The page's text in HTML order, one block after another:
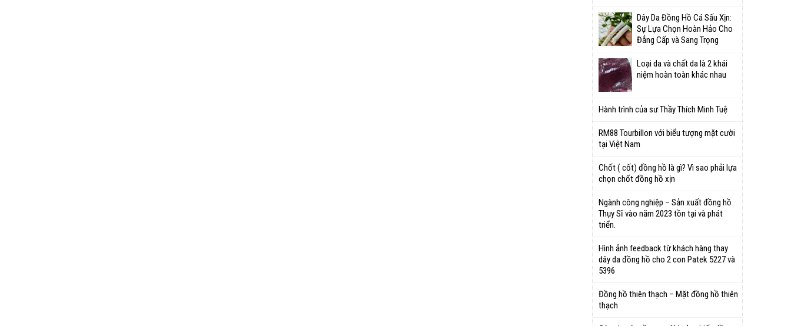
Dây Da Đồng Hồ Cá Sấu Xịn:
Sự Lựa Chọn Hoàn Hảo Cho
Đẳng Cấp và Sang Trọng
Loại da và chất da là 2 khái
niệm hoàn toàn khác nhau
Hành trình của sư Thầy Thích Minh Tuệ
RM88 Tourbillon với biểu tượng mặt cười
tại Việt Nam
Chốt ( cốt) đồng hồ là gì? Vì sao phải lựa
chọn chốt đồng hồ xịn
Ngành công nghiệp – Sản xuất đồng hồ
Thụy Sĩ vào năm 2023 tồn tại và phát
triển.
Hình ảnh feedback từ khách hàng thay
dây da đồng hồ cho 2 con Patek 5227 và
5396
Đồng hồ thiên thạch – Mặt đồng hồ thiên
thạch